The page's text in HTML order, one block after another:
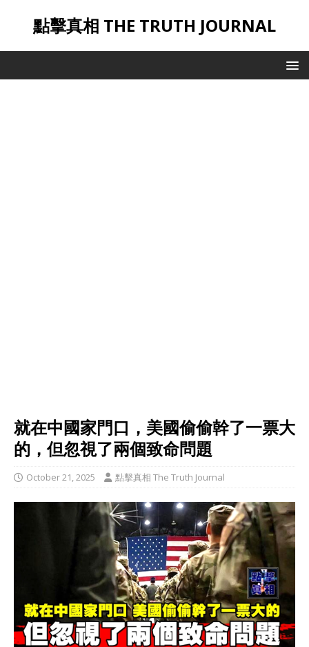
點擊真相 THE TRUTH JOURNAL
就在中國家門口，美國偷偷幹了一票大
的，但忽視了兩個致命問題
October 21, 2025 點擊真相 The Truth Journal